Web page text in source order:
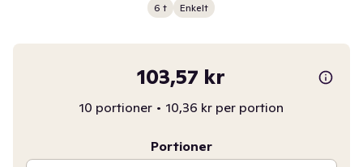
6 t Enkelt
103,57 kr
10 portioner • 10,36 kr per portion
Portioner